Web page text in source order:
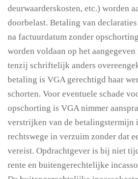
deurwaarderskosten, etc.) worden
doorbelast. Betaling van
na factuurdatum zonder
worden voldaan op het
tenzij schriftelijk anders
betaling is VGA gerechtigd haar
schorten. Voor eventuele schade
opschorting is VGA nimmer
verstrijken van de betalingstermijn
rechtswege in verzuim zonder dat
vereist. Opdrachtgever is bij niet
rente en buitengerechtelijke